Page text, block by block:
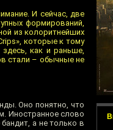
И сейчас, две
формирований,
из колоритнейших
которые к тому
как и раньше,
стали – обычные не
Оно понятно, что
Иностранное слово
а не только в